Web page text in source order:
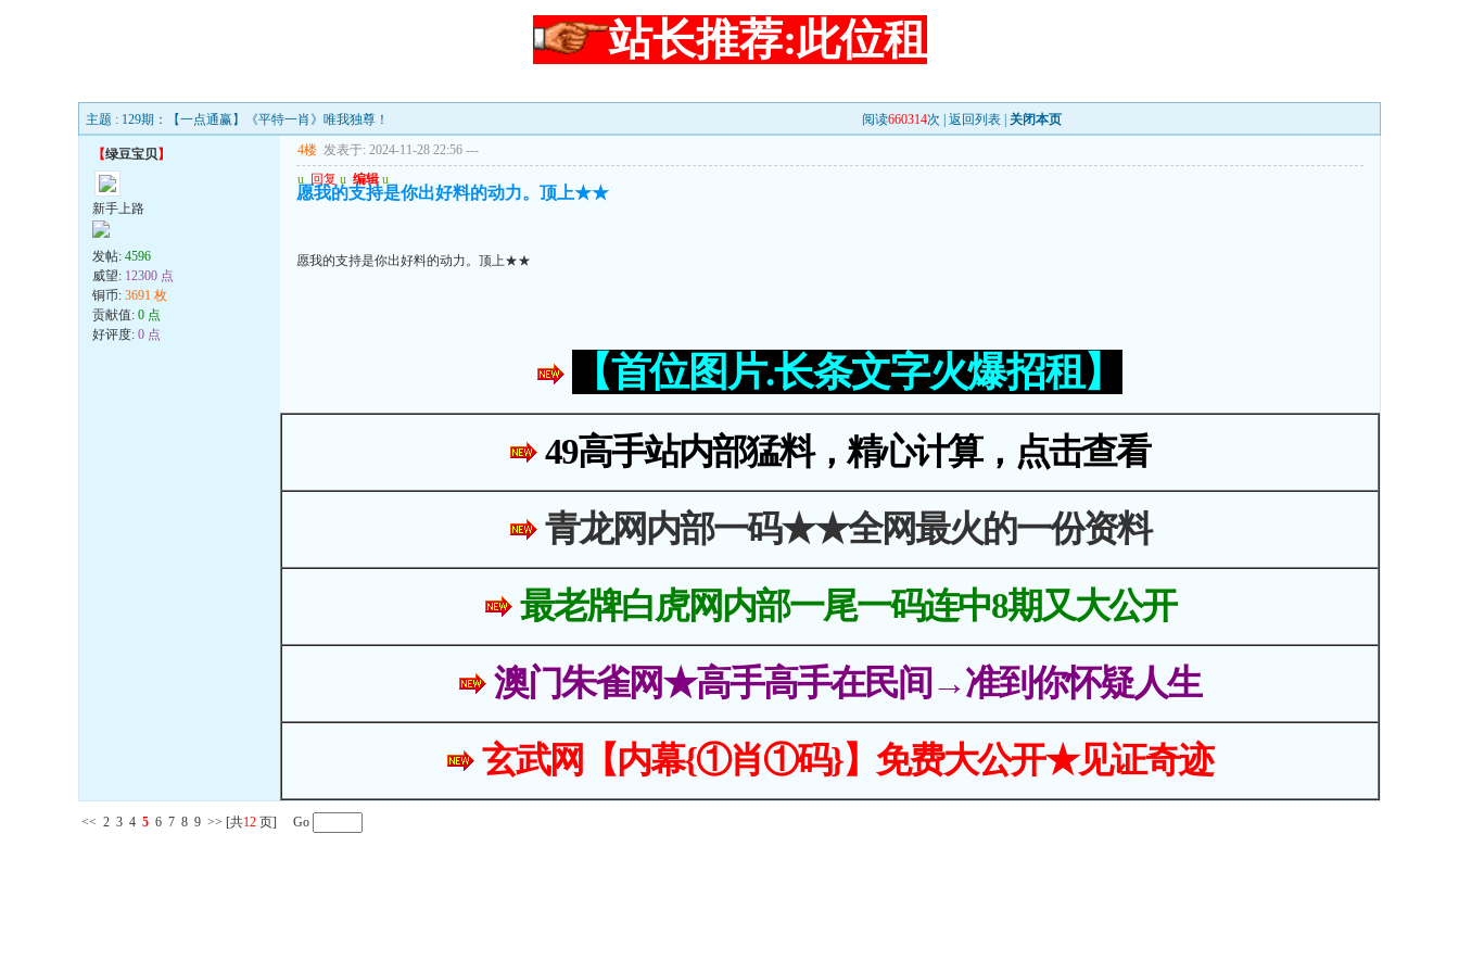
站长推荐:此位租
主题 : 129期：【一点通赢】《平特一肖》唯我独尊！ 阅读660314次 | 返回列表 关闭本页
【绿豆宝贝】
新手上路
发帖: 4596
威望: 12300 点
铜币: 3691 枚
贡献值: 0 点
好评度: 0 点
4楼 发表于: 2024-11-28 22:56 ---
u 回复 u 编辑 u
愿我的支持是你出好料的动力。顶上★★
愿我的支持是你出好料的动力。顶上★★
【首位图片.长条文字火爆招租】
49高手站内部猛料，精心计算，点击查看
青龙网内部一码★★全网最火的一份资料
最老牌白虎网内部一尾一码连中8期又大公开
澳门朱雀网★高手高手在民间→准到你怀疑人生
玄武网【内幕{①肖①码}】免费大公开★见证奇迹
<< 2 3 4 5 6 7 8 9 >> [共12 页] Go